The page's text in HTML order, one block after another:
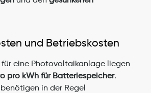
und Betriebskosten
für eine Photovoltaikanlage liegen
pro kWh für Batteriespeicher.
in der Regel